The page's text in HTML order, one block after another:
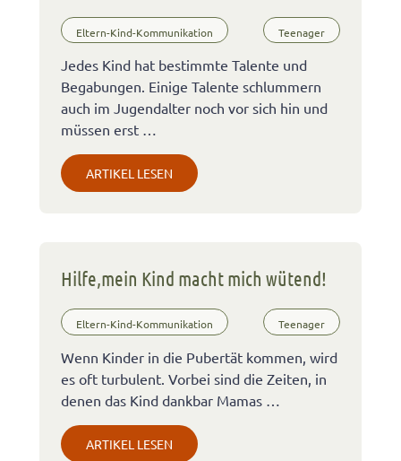
Eltern-Kind-Kommunikation Teenager
Jedes Kind hat bestimmte Talente und
Begabungen. Einige Talente schlummern
auch im Jugendalter noch vor sich hin und
müssen erst …
ARTIKEL LESEN
Hilfe,mein Kind macht mich wütend!
Eltern-Kind-Kommunikation Teenager
Wenn Kinder in die Pubertät kommen, wird
es oft turbulent. Vorbei sind die Zeiten, in
denen das Kind dankbar Mamas …
ARTIKEL LESEN